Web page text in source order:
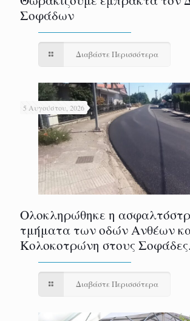
Σοφάδων
Διαβάστε Περισσότερα
5 Αυγούστου, 2026
Ολοκληρώθηκε η
τμήματα των οδών Ανθέων
Κολοκοτρώνη στους Σοφάδες.
Διαβάστε Περισσότερα